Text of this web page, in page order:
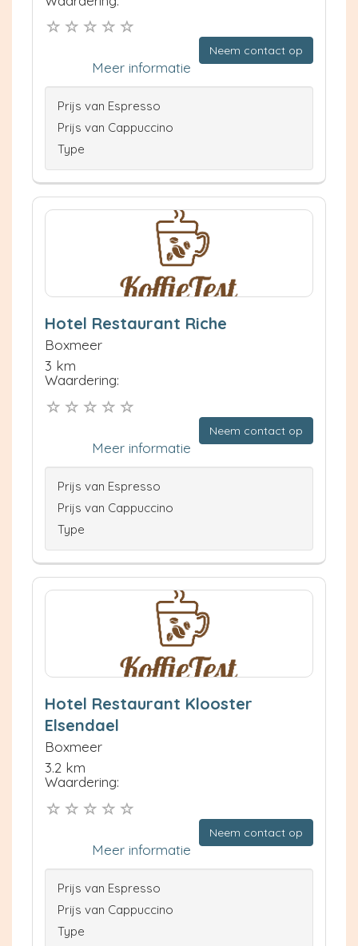
Neem contact op
Meer informatie
Prijs van Espresso
Prijs van Cappuccino
Type
Hotel Restaurant Riche
Boxmeer
3 km
Waardering:
Neem contact op
Meer informatie
Prijs van Espresso
Prijs van Cappuccino
Type
Hotel Restaurant Klooster
Elsendael
Boxmeer
3.2 km
Waardering:
Neem contact op
Meer informatie
Prijs van Espresso
Prijs van Cappuccino
Type